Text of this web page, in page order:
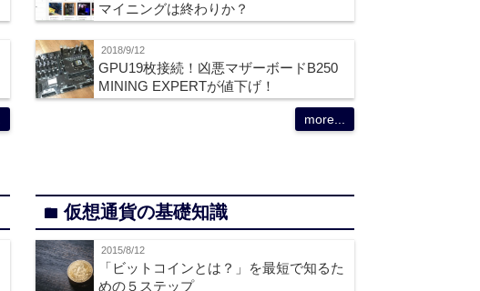
マイニングは終わりか？
2018/9/12
GPU19枚接続！凶悪マザーボードB250
MINING EXPERTが値下げ！
more...
folder仮想通貨の基礎知識
2015/8/12
「ビットコインとは？」を最短で知るた
めの５ステップ